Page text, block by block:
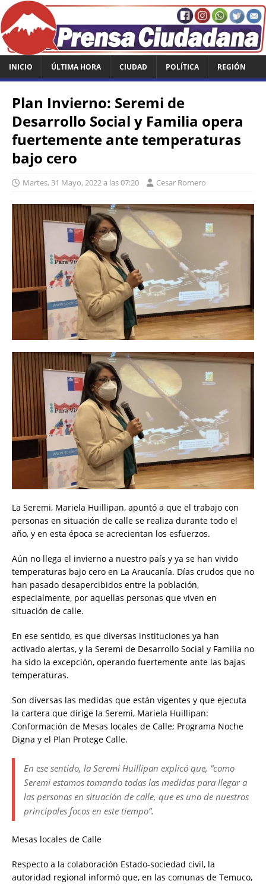
INICIO ÚLTIMA HORA CIUDAD POLÍTICA REGIÓN
Plan Invierno: Seremi de
Desarrollo Social y Familia opera
fuertemente ante temperaturas
bajo cero
Martes, 31 Mayo, 2022 a las 07:20 Cesar Romero
La Seremi, Mariela Huillipan, apuntó a que el trabajo con
personas en situación de calle se realiza durante todo el
año, y en esta época se acrecientan los esfuerzos.
Aún no llega el invierno a nuestro país y ya se han vivido
temperaturas bajo cero en La Araucanía. Días crudos que no
han pasado desapercibidos entre la población,
especialmente, por aquellas personas que viven en
situación de calle.
En ese sentido, es que diversas instituciones ya han
activado alertas, y la Seremi de Desarrollo Social y Familia no
ha sido la excepción, operando fuertemente ante las bajas
temperaturas.
Son diversas las medidas que están vigentes y que ejecuta
la cartera que dirige la Seremi, Mariela Huillipan:
Conformación de Mesas locales de Calle; Programa Noche
Digna y el Plan Protege Calle.
En ese sentido, la Seremi Huillipan explicó que, “como
Seremi estamos tomando todas las medidas para llegar a
las personas en situación de calle, que es uno de nuestros
principales focos en este tiempo”.
Mesas locales de Calle
Respecto a la colaboración Estado-sociedad civil, la
autoridad regional informó que, en las comunas de Temuco,